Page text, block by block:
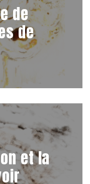
de
de
et la